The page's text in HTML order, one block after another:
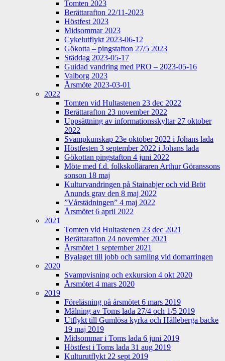
Tomten 2023
Berättarafton 22/11-2023
Höstfest 2023
Midsommar 2023
Cykelutflykt 2023-06-12
Gökotta – pingstafton 27/5 2023
Städdag 2023-05-17
Guidad vandring med PRO – 2023-05-16
Valborg 2023
Årsmöte 2023-03-01
2022
Tomten vid Hultastenen 23 dec 2022
Berättarafton 23 november 2022
Uppsättning av informationsskyltar 27 oktober
2022
Svampkunskap 23e oktober 2022 i Johans lada
Höstfesten 3 september 2022 i Johans lada
Gökottan pingstafton 4 juni 2022
Möte med f.d. folkskolläraren Arthur Göranssons
sonson 18 maj
Kulturvandringen på Stainabjer och vid Bröt
Anunds grav den 8 maj 2022
”Vårstädningen” 4 maj 2022
Årsmötet 6 april 2022
2021
Tomten vid Hultastenen 23 dec 2021
Berättarafton 24 november 2021
Årsmötet 1 september 2021
Byalaget till jobb och samling vid domarringen
2020
Svampvisning och exkursion 4 okt 2020
Årsmötet 4 mars 2020
2019
Föreläsning på årsmötet 6 mars 2019
Målning av Toms lada 27/4 och 1/5 2019
Utflykt till Gumlösa kyrka och Hälleberga backe
19 maj 2019
Midsommar i Toms lada 6 juni 2019
Höstfest i Toms lada 31 aug 2019
Kulturutflykt 22 sept 2019